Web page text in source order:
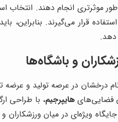
طور موثرتری انجام دهند.
قرار می‌گیرند.
دهد.
و باشگاه‌ها
درخشان در عرصه تولید و عرضه
فضایی‌هایهایپرجیم، با طراحی
ویژه‌ای در میان ورزشکاران